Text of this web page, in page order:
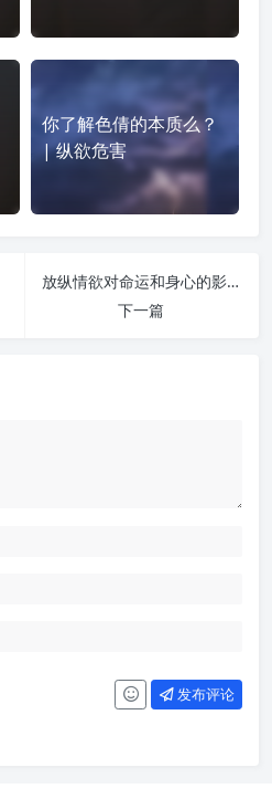
你了解色倩的本质么？
| 纵欲危害
放纵情欲对命运和身心的影响 | 纵欲危害
下一篇
发布评论